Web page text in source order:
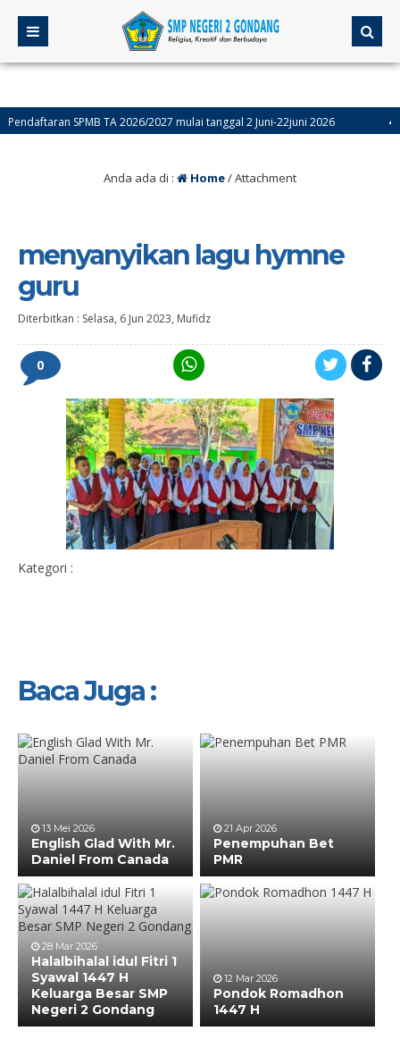
SPMB TA 2026/2027 mulai tanggal 2 Juni-22juni 2026 4
Anda ada di : Home/ Attachment
menyanyikan lagu hymne
guru
Diterbitkan : Selasa, 6 Jun 2023, Mufidz
0
Kategori :
Baca Juga :
13 Mei 2026
English Glad With Mr.
Daniel From Canada
21 Apr 2026
Penempuhan Bet
PMR
28 Mar 2026
Halalbihalal idul Fitri 1
Syawal 1447 H
Keluarga Besar SMP
Negeri 2 Gondang
12 Mar 2026
Pondok Romadhon
1447 H